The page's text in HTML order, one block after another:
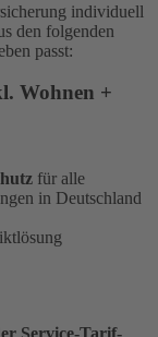
individuell
den folgenden
passt:
Wohnen +
für alle
in Deutschland
Service-Tarif-